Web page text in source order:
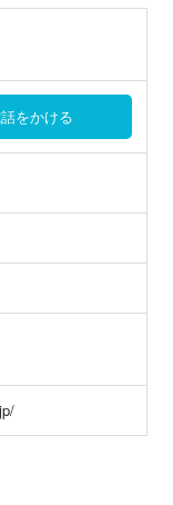
をかける